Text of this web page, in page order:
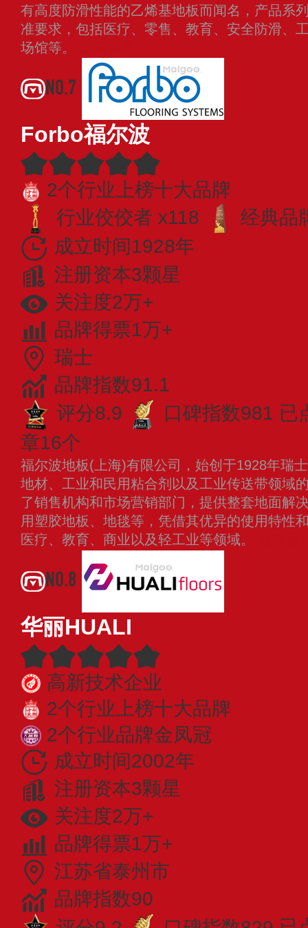
有高度防滑性能的乙烯基地板而闻名，产品系
准要求，包括医疗、零售、教育、安全防滑、
场馆等。
NO.7
Forbo福尔波
2个行业上榜十大品牌
行业佼佼者 x118
经典品
成立时间1928年
注册资本3颗星
关注度2万+
品牌得票1万+
瑞士
品牌指数91.1
评分8.9
口碑指数981 已
章16个
福尔波地板(上海)有限公司，始创于1928年瑞
地材、工业和民用粘合剂以及工业传送带领域
了销售机构和市场营销部门，提供整套地面解
用塑胶地板、地毯等，凭借其优异的使用特性
医疗、教育、商业以及轻工业等领域。
NO.8
华丽HUALI
高新技术企业
2个行业上榜十大品牌
2个行业品牌金凤冠
成立时间2002年
注册资本3颗星
关注度2万+
品牌得票1万+
江苏省泰州市
品牌指数90